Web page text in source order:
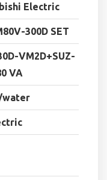
Electric
300D SET
VM2D+SUZ-
VA
water